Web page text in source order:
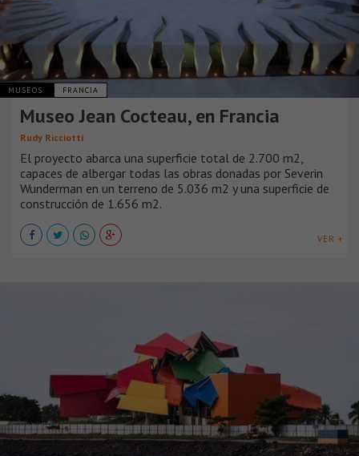
MUSEOS FRANCIA
Museo Jean Cocteau, en Francia
Rudy Ricciotti
El proyecto abarca una superficie total de 2.700 m2,
capaces de albergar todas las obras donadas por Severin
Wunderman en un terreno de 5.036 m2 y una superficie de
construcción de 1.656 m2.
VER +